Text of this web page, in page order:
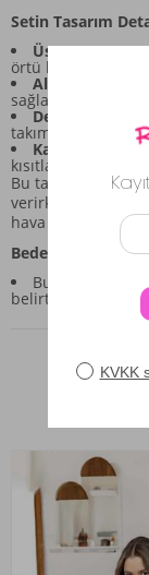
Setin Tasarım
Üst Parça:
örtü hissi verir ve
Alt Parça:
sağlayarak gün
Desen ve Renk:
takıma canlı ve
Kalıp: Genel
kısıtlamayacak
Bu takım,
verirken, çizgili
hava katacaktır.
Beden ve Ölçü
Bu ürün için
belirtilmemiştir.